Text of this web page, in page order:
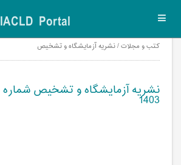
IACLD Portal
کتب و مجلات / نشریه آزمایشگاه و تشخیص
1403